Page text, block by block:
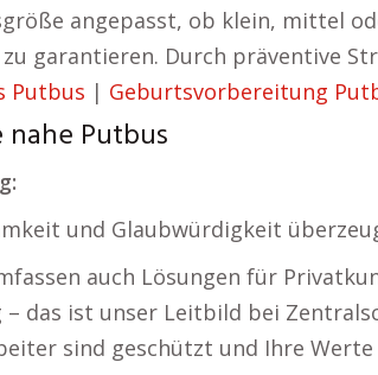
angepasst, ob klein, mittel
garantieren. Durch präventive
Putbus | Geburtsvorbereitung
Putbus
und Glaubwürdigkeit
auch Lösungen für
– das ist unser Leitbild bei
sind geschützt und Ihre